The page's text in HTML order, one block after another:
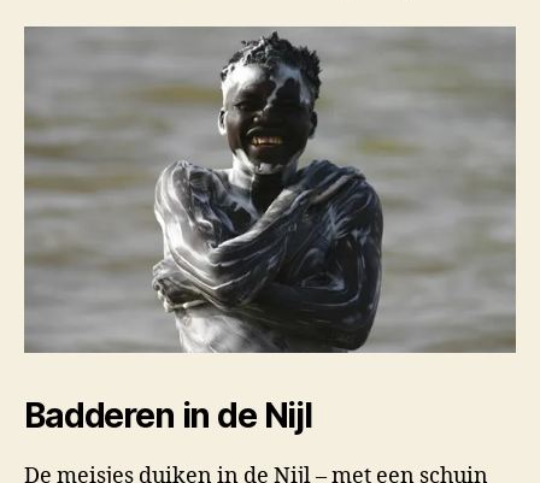
Badderen in de Nijl
De meisjes duiken in de Nijl – met een schuin